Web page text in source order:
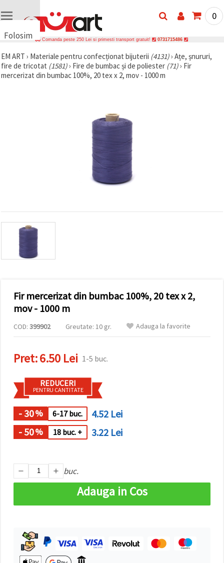
Folosim
uri
🍪 Folosim
cookie-uri
afișa
conținut și
reclame
relevante,
analiză și
acord să
utilizați
toate
urile făcând
clic pe
toate!" Sau
să vă
indicați
selectând
un tip de
cookie -uri
toate!
0
Comanda peste 250 Lei si primesti transport gratuit! 0731715486
EM ART › Materiale pentru confecționat bijuterii (4131)› Ațe, șnururi,
fire de tricotat (1581)› Fire de bumbac și de poliester (71)› Fir
mercerizat din bumbac 100%, 20 tex x 2, mov - 1000 m
Fir mercerizat din bumbac 100%, 20 tex x 2,
mov - 1000 m
COD: 399902 Greutate: 10 gr. Adauga la favorite
Pret:6.50 Lei 1-5 buc.
REDUCERI
PENTRU CANTITATE
- 30% 6-17 buc.
4.52 Lei
- 50% 18 buc. + 3.22 Lei
buc.
Adauga in Cos